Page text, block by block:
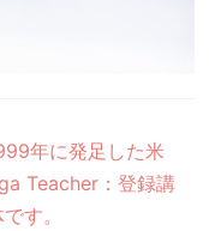
年に発足した米
Teacher：登録講
す。